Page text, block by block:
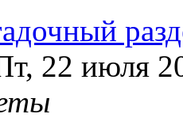
22 июля